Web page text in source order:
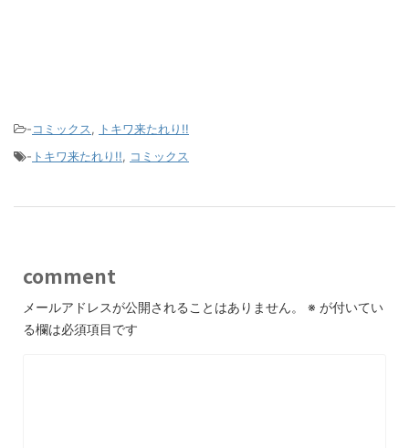
-コミックス, トキワ来たれり!!
- トキワ来たれり!!, コミックス
comment
メールアドレスが公開されることはありません。 ※ が付いてい
る欄は必須項目です